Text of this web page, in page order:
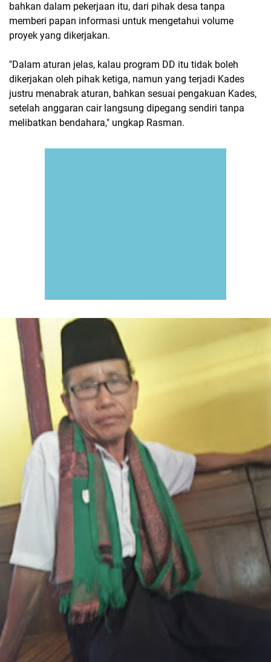
bahkan dalam pekerjaan itu, dari pihak desa tanpa
memberi papan informasi untuk mengetahui volume
proyek yang dikerjakan.
"Dalam aturan jelas, kalau program DD itu tidak boleh
dikerjakan oleh pihak ketiga, namun yang terjadi Kades
justru menabrak aturan, bahkan sesuai pengakuan Kades,
setelah anggaran cair langsung dipegang sendiri tanpa
melibatkan bendahara," ungkap Rasman.